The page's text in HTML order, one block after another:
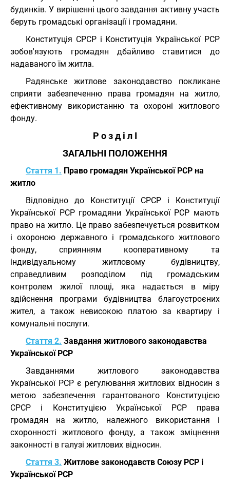
будинків. У вирішенні цього завдання активну участь
беруть громадські організації і громадяни.
Конституція СРСР і Конституція Української РСР
зобов'язують громадян дбайливо ставитися до
надаваного їм житла.
Радянське житлове законодавство покликане
сприяти забезпеченню права громадян на житло,
ефективному використанню та охороні житлового
фонду.
Р о з д і л I
ЗАГАЛЬНІ ПОЛОЖЕННЯ
Стаття 1. Право громадян Української РСР на
житло
Відповідно до Конституції СРСР і Конституції
Української РСР громадяни Української РСР мають
право на житло. Це право забезпечується розвитком
і охороною державного і громадського житлового
фонду, сприянням кооперативному та
індивідуальному житловому будівництву,
справедливим розподілом під громадським
контролем жилої площі, яка надається в міру
здійснення програми будівництва благоустроєних
жител, а також невисокою платою за квартиру і
комунальні послуги.
Стаття 2. Завдання житлового законодавства
Української РСР
Завданнями житлового законодавства
Української РСР є регулювання житлових відносин з
метою забезпечення гарантованого Конституцією
СРСР і Конституцією Української РСР права
громадян на житло, належного використання і
схоронності житлового фонду, а також зміцнення
законності в галузі житлових відносин.
Стаття 3. Житлове законодавств Союзу РСР і
Української РСР